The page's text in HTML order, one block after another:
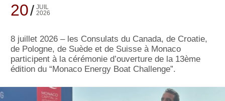
20
JUIL
2026
8 juillet 2026 – les Consulats du Canada, de Croatie,
de Pologne, de Suède et de Suisse à Monaco
participent à la cérémonie d’ouverture de la 13ème
édition du “Monaco Energy Boat Challenge”.